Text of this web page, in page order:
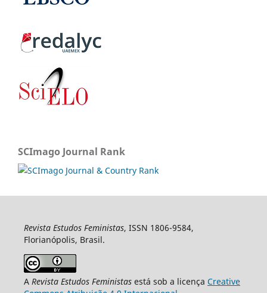
SCImago Journal Rank
Revista Estudos Feministas, ISSN 1806-9584,
Florianópolis, Brasil.
A Revista Estudos Feministasestá sob a licença Creative